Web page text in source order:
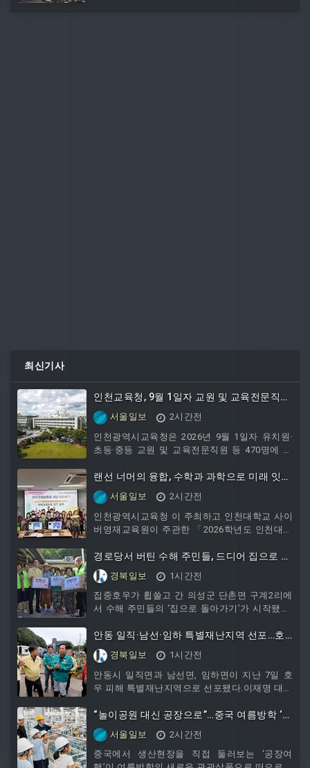
최신기사
인천교육청, 9월 1일자 교원 및 교육전문직원
정기인사 단행
서울일보
2시간전
인천광역시교육청은 2026년 9월 1일자 유치원·
초등·중등 교원 및 교육전문직원 등 470명에 대
쓰AI로 학생성공시대 완성’을 달성하기 위해 학
교 현장의 교육력 제고와 학교 지원 강화에 중점
을 뒀다.도성훈 교육감은 “이번 인사는 모든 아이
가 자신의 꿈을 펼칠 수 있는 미래교육 환경을 조
성하고, 교원들이 교육전문가로서 존중받으며 가
다”라고 밝혔다.이번 인사 발령에 따른 임명장 수
여식은 8월 21일 시
랜선 너머의 융합, 수학과 과학으로 미래 잇
다…인천대 사이버영재교육원 초등 고학년 캠
프 성료
서울일보
2시간전
인천광역시교육청 이 주최하고 인천대학교 사이
버영재교육원이 주관한 「2026학년도 인천대학
27일부터 8월 3일까지 총 6일간 인천대학교 송도
캠퍼스 사회과학대학, 정보전산원 및 정보기술대
학에서 학생 330여 명이 참여한 가운데 성황리에
마쳤다. 이번 인천대학교 사이버영재교육원 고학
년 캠프는 학년별 온라인 영재교육과 연계한 수
램으로 4
경로당서 버틴 수해 주민들, 드디어 집으로 돌
아왔다경북일보
1시간전
집중호우가 휩쓸고 간 의성군 단촌면 구계2리에
서 수해 주민들의 ‘집으로 돌아가기’가 시작됐다.
내야 했던 주민들은 도배와 장판을 새로 마친 집
으로 돌아와 살림살이를 하나씩 들이고 있다. 그
러나 무더위 속에서 가재도구를 옮기고 집 안팎
을 정리해
안동 일직·남선·임하 특별재난지역 선포…호
우 피해 복구 ‘속도’
경북일보
1시간전
안동시 일직면과 남선면, 임하면이 지난 7일 호
우 피해 특별재난지역으로 선포됐다.이재명 대통
로 큰 피해를 입은 안동시 3개 면을 특별재난지
역으로 지정했다.행정안전부를 중심으로 구성된
중앙합동피해조사반은 특별재난지역 선포에 필
요한 피해 규
“놀이공원 대신 공장으로”…중국 여름방학 ‘공
장여행’ 열풍
서울일보
2시간전
중국에서 생산현장을 직접 둘러보는 ‘공장여